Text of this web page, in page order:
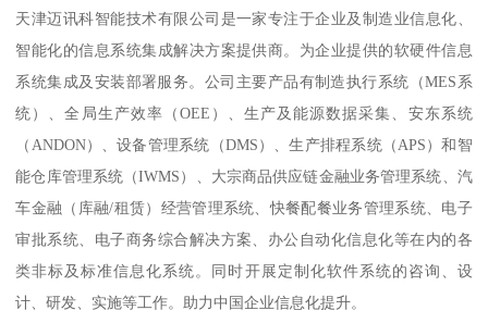
天津迈讯科智能技术有限公司是一家专注于企业及制造业信息化、
智能化的信息系统集成解决方案提供商。为企业提供的软硬件信息
系统集成及安装部署服务。公司主要产品有制造执行系统（MES系
统）、全局生产效率（OEE）、生产及能源数据采集、安东系统
（ANDON）、设备管理系统（DMS）、生产排程系统（APS）和智
能仓库管理系统（IWMS）、大宗商品供应链金融业务管理系统、汽
车金融（库融/租赁）经营管理系统、快餐配餐业务管理系统、电子
审批系统、电子商务综合解决方案、办公自动化信息化等在内的各
类非标及标准信息化系统。同时开展定制化软件系统的咨询、设
计、研发、实施等工作。助力中国企业信息化提升。